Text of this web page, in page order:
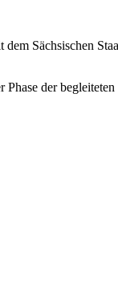
Sächsischen
der